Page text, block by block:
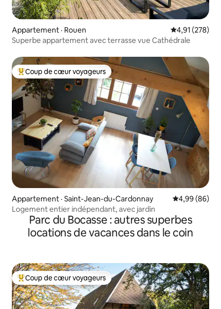
Appartement · Rouen Note
4,91 (278)
Superbe appartement avec terrasse vue Cathédrale
Coup de cœur voyageurs parmi les plus aimés
Coup de cœur voyageurs
Appartement · Saint-Jean-du-Cardonnay Note
4,99 (86)
Logement entier indépendant, avec jardin
Parc du Bocasse : autres superbes
locations de vacances dans le coin
Coup de cœur voyageurs parmi les plus aimés
Coup de cœur voyageurs